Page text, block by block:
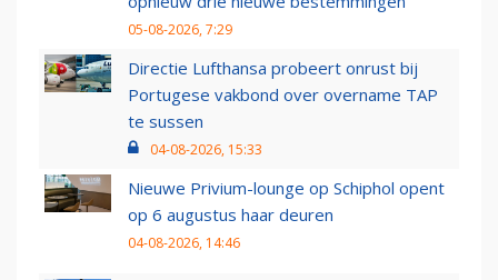
05-08-2026, 7:29
Directie Lufthansa probeert onrust bij
Portugese vakbond over overname TAP
te sussen
04-08-2026, 15:33
Nieuwe Privium-lounge op Schiphol opent
op 6 augustus haar deuren
04-08-2026, 14:46